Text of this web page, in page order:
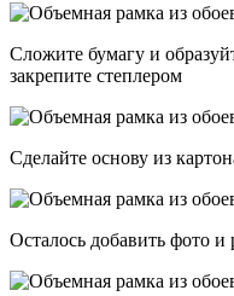
Сложите бумагу и
закрепите степлером
Сделайте основу из
Осталось добавить фото и